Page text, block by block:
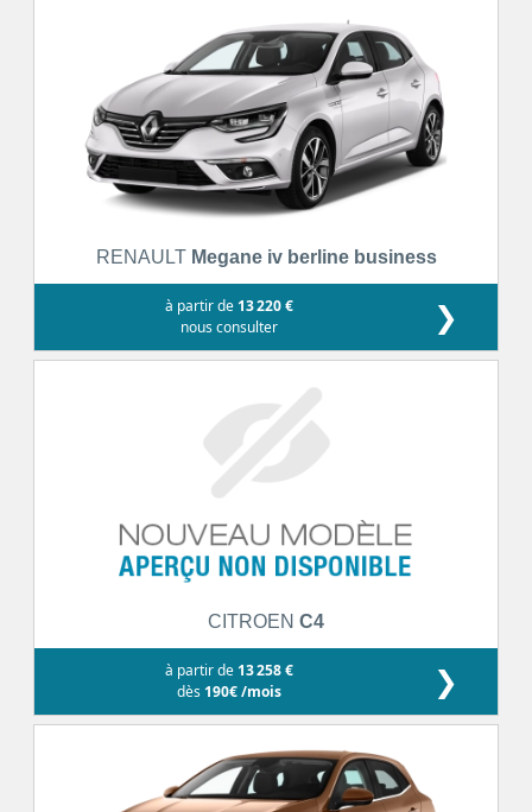
RENAULT Megane iv berline business
à partir de 13 220 €
nous consulter
❯
CITROEN C4
à partir de 13 258 €
dès 190€ /mois ❯